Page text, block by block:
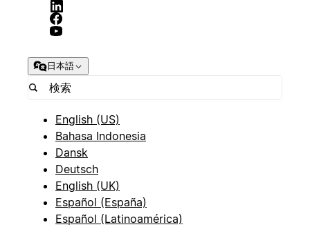
日本語
English (US)
Bahasa Indonesia
Dansk
Deutsch
English (UK)
Español (España)
Español (Latinoamérica)